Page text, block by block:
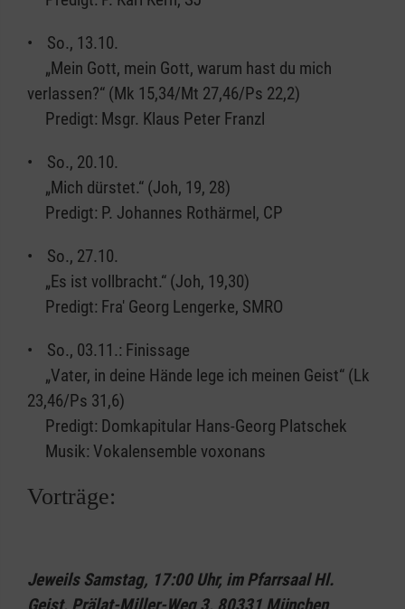
• So., 13.10.
„Mein Gott, mein Gott, warum hast du mich
verlassen?“ (Mk 15,34/Mt 27,46/Ps 22,2)
Predigt: Msgr. Klaus Peter Franzl
• So., 20.10.
„Mich dürstet.“ (Joh, 19, 28)
Predigt: P. Johannes Rothärmel, CP
• So., 27.10.
„Es ist vollbracht.“ (Joh, 19,30)
Predigt: Fra' Georg Lengerke, SMRO
• So., 03.11.: Finissage
„Vater, in deine Hände lege ich meinen Geist“ (Lk
23,46/Ps 31,6)
Predigt: Domkapitular Hans-Georg Platschek
Musik: Vokalensemble voxonans
Vorträge:
Jeweils Samstag, 17:00 Uhr, im Pfarrsaal Hl.
Geist, Prälat-Miller-Weg 3, 80331 München